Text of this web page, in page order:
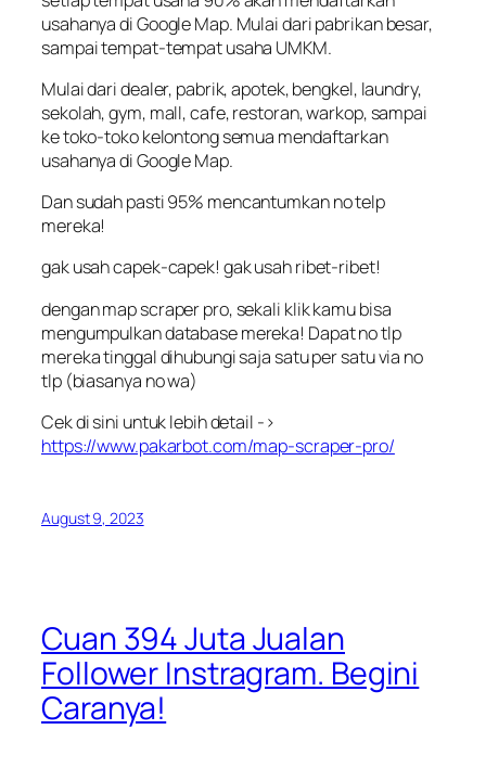
usahanya di Google Map. Mulai dari pabrikan besar,
sampai tempat-tempat usaha UMKM.
Mulai dari dealer, pabrik, apotek, bengkel, laundry,
sekolah, gym, mall, cafe, restoran, warkop, sampai
ke toko-toko kelontong semua mendaftarkan
usahanya di Google Map.
Dan sudah pasti 95% mencantumkan no telp
mereka!
gak usah capek-capek! gak usah ribet-ribet!
dengan map scraper pro, sekali klik kamu bisa
mengumpulkan database mereka! Dapat no tlp
mereka tinggal dihubungi saja satu per satu via no
tlp (biasanya no wa)
Cek di sini untuk lebih detail ->
https://www.pakarbot.com/map-scraper-pro/
August 9, 2023
Cuan 394 Juta Jualan
Follower Instragram. Begini
Caranya!